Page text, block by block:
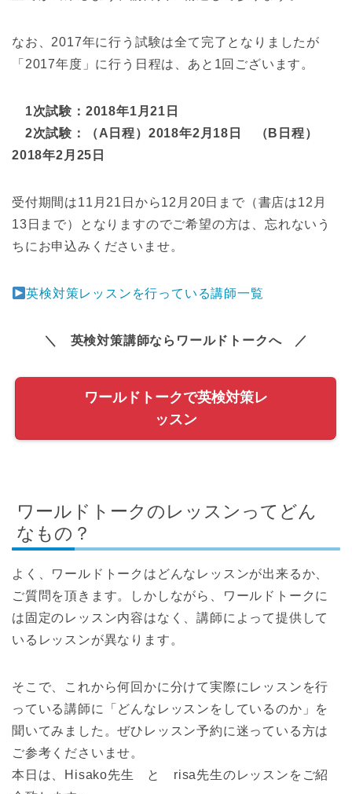
なお、2017年に行う試験は全て完了となりましたが
「2017年度」に行う日程は、あと1回ございます。
1次試験：2018年1月21日
2次試験：（A日程）2018年2月18日 （B日程）
2018年2月25日
受付期間は11月21日から12月20日まで（書店は12月
13日まで）となりますのでご希望の方は、忘れないう
ちにお申込みくださいませ。
英検対策レッスンを行っている講師一覧
＼ 英検対策講師ならワールドトークへ ／
ワールドトークで英検対策レ
ッスン
ワールドトークのレッスンってどん
なもの？
よく、ワールドトークはどんなレッスンが出来るか、
ご質問を頂きます。しかしながら、ワールドトークに
は固定のレッスン内容はなく、講師によって提供して
いるレッスンが異なります。
そこで、これから何回かに分けて実際にレッスンを行
っている講師に「どんなレッスンをしているのか」を
聞いてみました。ぜひレッスン予約に迷っている方は
ご参考くださいませ。
本日は、Hisako先生 と risa先生のレッスンをご紹